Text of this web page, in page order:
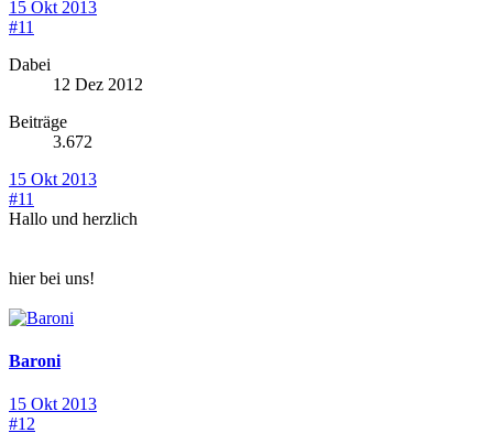
15 Okt 2013
#11
Dabei
12 Dez 2012
Beiträge
3.672
15 Okt 2013
#11
Hallo und herzlich
hier bei uns!
Baroni
15 Okt 2013
#12